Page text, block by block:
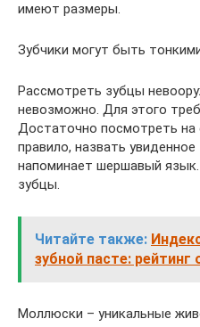
имеют размеры.
Зубчики могут быть
Рассмотреть зубцы
невозможно. Для этого
Достаточно посмотреть
правило, назвать
напоминает шершавый
зубцы.
Читайте также:
зубной пасте:
Моллюски – уникальные